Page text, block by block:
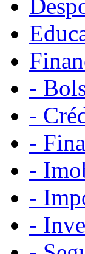
-
-
-
-
-
-